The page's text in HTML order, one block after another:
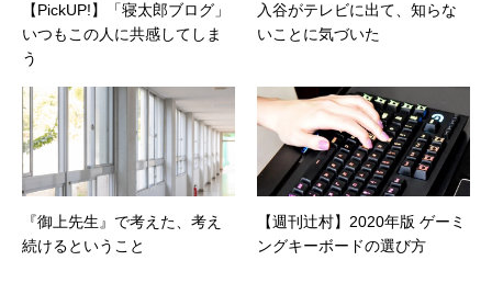
【PickUP!】「寝太郎ブログ」
いつもこの人に共感してしま
う
入谷がテレビに出て、知らな
いことに気づいた
『御上先生』で考えた、考え
続けるということ
【週刊辻村】2020年版 ゲーミ
ングキーボードの選び方